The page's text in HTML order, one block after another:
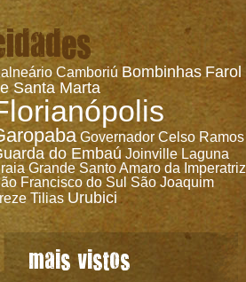
Camboriú Bombinhas Farol
Santa Marta
Governador Celso Ramos
do Embaú Joinville Laguna
Grande Santo Amaro da Imperatriz
Francisco do Sul São Joaquim
Tilias Urubici
mais vistos